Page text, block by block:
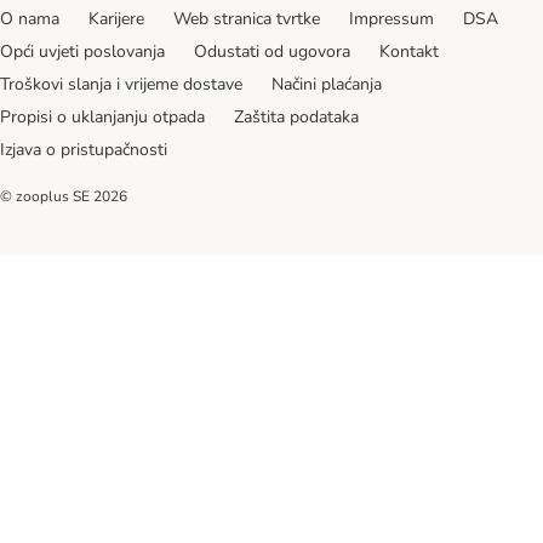
O nama Karijere Web stranica tvrtke Impressum
DSA
Opći uvjeti poslovanja
Odustati od ugovora
Kontakt
Troškovi slanja i vrijeme dostave
Načini plaćanja
Propisi o uklanjanju otpada
Zaštita podataka
Izjava o pristupačnosti
© zooplus SE 2026